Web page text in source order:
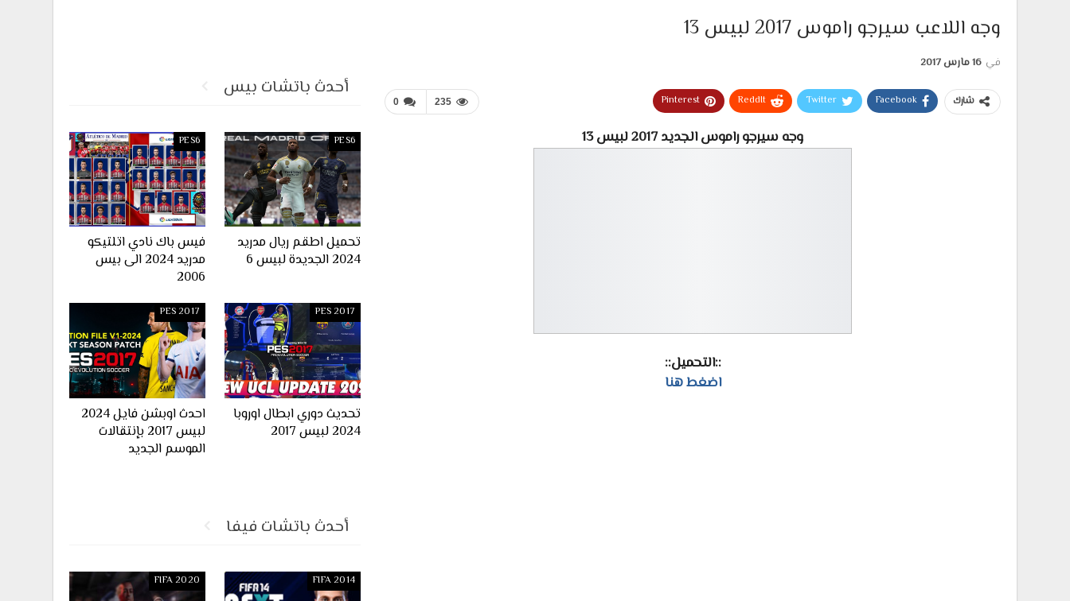
وجه اللاعب سيرجو راموس 2017 لبيس 13
في 16 مارس 2017
0 235 شارك Facebook
Twitter
ReddIt
Pinterest
وجه سيرجو راموس الجديد 2017 لبيس 13
::التحميل::
اضغط هنا
أحدث باتشات بيس
PES6
تحميل اطقم ريال مدريد
2024 الجديدة لبيس 6
PES6
فيس باك نادي اتلتيكو
مدريد 2024 الى بيس
2006
PES 2017
تحديث دوري ابطال اوروبا
2024 لبيس 2017
PES 2017
احدث اوبشن فايل 2024
لبيس 2017 بإنتقالات
الموسم الجديد
أحدث باتشات فيفا
FIFA 2014
FIFA 2020